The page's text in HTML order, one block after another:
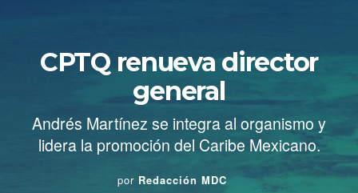
CPTQ renueva director
general
Andrés Martínez se integra al organismo y
lidera la promoción del Caribe Mexicano.
por Redacción MDC